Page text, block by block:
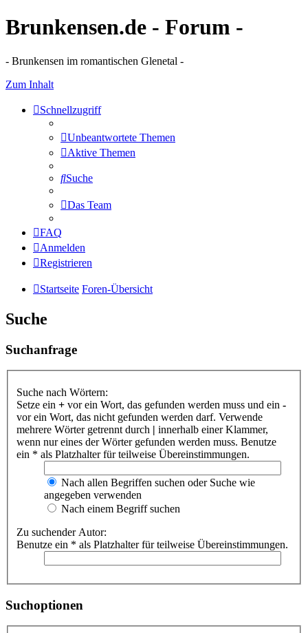
Brunkensen.de - Forum -
- Brunkensen im romantischen Glenetal -
Zum Inhalt
Schnellzugriff
Unbeantwortete Themen
Aktive Themen
Suche
Das Team
FAQ
Anmelden
Registrieren
Startseite Foren-Übersicht
Suche
Suchanfrage
Suche nach Wörtern:
Setze ein + vor ein Wort, das gefunden werden muss und ein -
vor ein Wort, das nicht gefunden werden darf. Verwende
mehrere Wörter getrennt durch | innerhalb einer Klammer,
wenn nur eines der Wörter gefunden werden muss. Benutze
ein * als Platzhalter für teilweise Übereinstimmungen.
Nach allen Begriffen suchen oder Suche wie
angegeben verwenden
Nach einem Begriff suchen
Zu suchender Autor:
Benutze ein * als Platzhalter für teilweise Übereinstimmungen.
Suchoptionen